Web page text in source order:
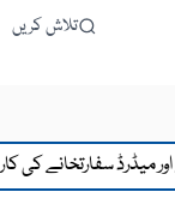
تلاش کریں
سفارتخانے کی